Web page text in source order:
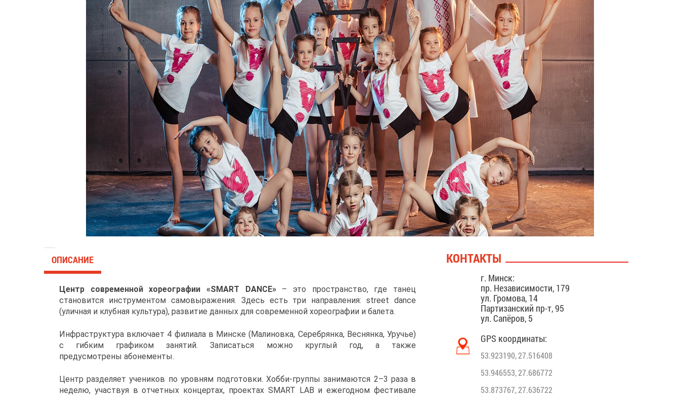
ОПИСАНИЕ
Центр современной хореографии «SMART DANCE»– это пространство, где танец
становится инструментом самовыражения. Здесь есть три направления: street dance
(уличная и клубная культура), развитие данных для современной хореографии и балета.
Инфраструктура включает 4 филиала в Минске (Малиновка, Серебрянка, Веснянка, Уручье)
с гибким графиком занятий. Записаться можно круглый год, а также
предусмотрены абонементы.
Центр разделяет учеников по уровням подготовки. Хобби-группы занимаются 2–3 раза в
неделю, участвуя в отчетных концертах, проектах SMART LAB и ежегодном фестивале
КОНТАКТЫ
г. Минск:
пр. Независимости, 179
ул. Громова, 14
Партизанский пр-т, 95
ул. Сапёров, 5
GPS координаты:
53.923190, 27.516408
53.946553, 27.686772
53.873767, 27.636722